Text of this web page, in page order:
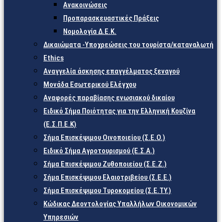
Ανακοινώσεις
Προπαρασκευαστικές Πράξεις
Νομολογία Δ.Ε.Κ.
Δικαιώματα -Υποχρεώσεις του τουρίστα/καταναλωτή
Ethics
Αναγγελία άσκησης επαγγέλματος ξεναγού
Μονάδα Εσωτερικού Ελέγχου
Αναφορές παραβίασης ενωσιακού δικαίου
Ειδικό Σήμα Ποιότητας για την Ελληνική Κουζίνα
(Ε.Σ.Π.Ε.Κ)
Σήμα Επισκέψιμου Οινοποιείου (Σ.Ε.Ο.)
Ειδικό Σήμα Αγροτουρισμού (Ε.Σ.Α.)
Σήμα Επισκέψιμου Ζυθοποιείου (Σ.Ε.Ζ.)
Σήμα Επισκέψιμου Ελαιοτριβείου (Σ.Ε.Ε.)
Σήμα Επισκέψιμου Τυροκομείου (Σ.Ε.TY.)
Κώδικας Δεοντολογίας Υπαλλήλων Οικονομικών
Υπηρεσιών